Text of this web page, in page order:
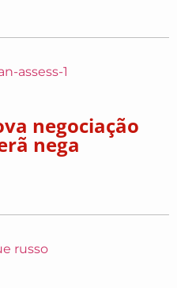
negociação
nega